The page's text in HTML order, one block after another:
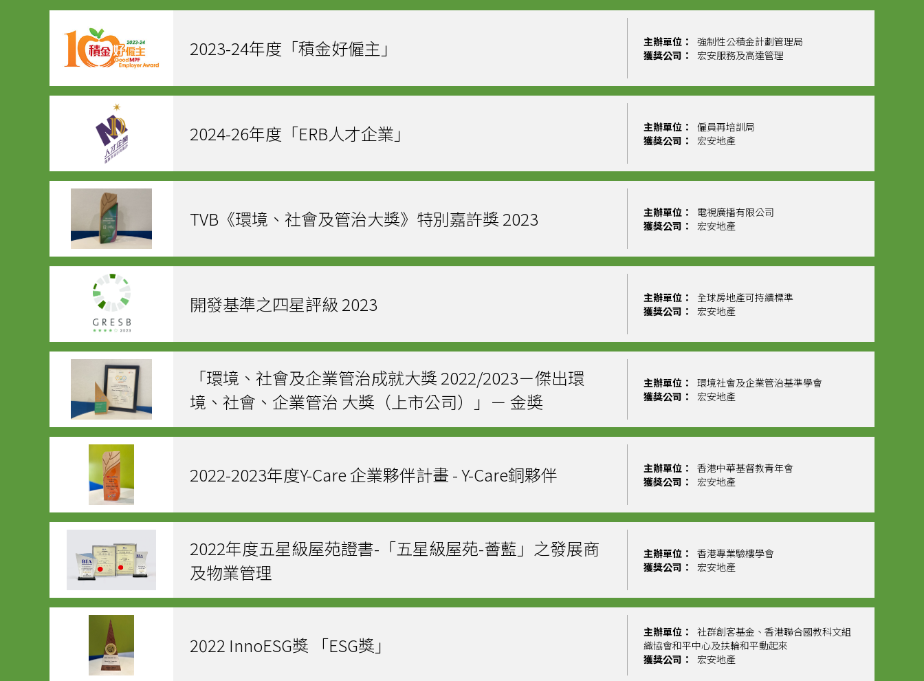
2023-24年度「積金好僱主」 主辦單位：
強制性公積金計劃管理局
獲獎公司：
宏安服務及高達管理
2024-26年度「ERB人才企業」 主辦單位：
僱員再培訓局
獲獎公司：
宏安地產
TVB《環境、社會及管治大獎》特別嘉許獎 2023 主辦單位：
電視廣播有限公司
獲獎公司：
宏安地產
開發基準之四星評級 2023 主辦單位：
全球房地產可持續標準
獲獎公司：
宏安地產
「環境、社會及企業管治成就大獎 2022/2023－傑出環
境、社會、企業管治 大獎（上市公司）」－ 金奬
主辦單位：
環境社會及企業管治基準學會
獲獎公司：
宏安地產
2022-2023年度Y-Care 企業夥伴計畫 - Y-Care銅夥伴 主辦單位：
香港中華基督教青年會
獲獎公司：
宏安地產
2022年度五星級屋苑證書-「五星級屋苑-薈藍」之發展商
及物業管理
主辦單位：
香港專業驗樓學會
獲獎公司：
宏安地產
2022 InnoESG獎 「ESG獎」
主辦單位：
社群創客基金、香港聯合國教科文組
織協會和平中心及扶輪和平動起來
獲獎公司：
宏安地產